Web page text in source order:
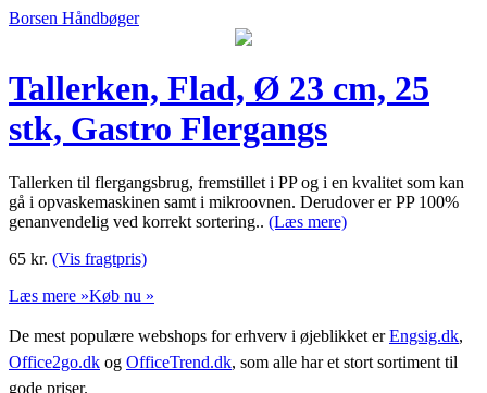
Borsen Håndbøger
Tallerken, Flad, Ø 23 cm, 25
stk, Gastro Flergangs
Tallerken til flergangsbrug, fremstillet i PP og i en kvalitet som kan
gå i opvaskemaskinen samt i mikroovnen. Derudover er PP 100%
genanvendelig ved korrekt sortering.. (Læs mere)
65 kr. (Vis fragtpris)
Læs mere »Køb nu »
De mest populære webshops for erhverv i øjeblikket erEngsig.dk,
Office2go.dk og OfficeTrend.dk, som alle har et stort sortiment til
gode priser.